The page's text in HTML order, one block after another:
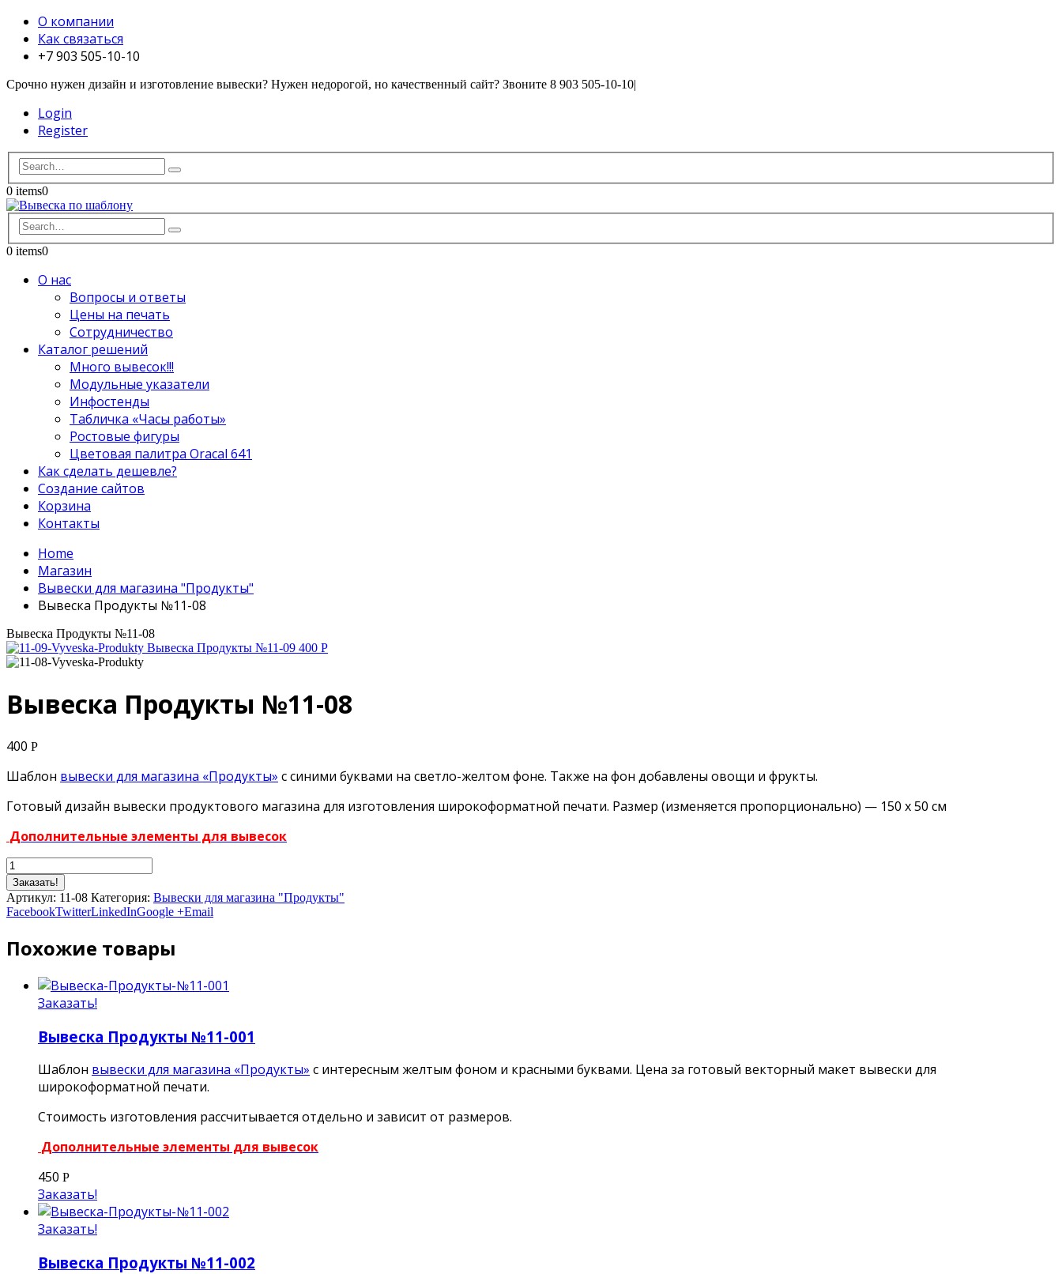
О компании
Как связаться
+7 903 505-10-10
Срочно нужен дизайн и изготовление вывески? Нужен недорогой, но качественный сайт? Звоните 8 903 505-10-10|
Login
Register
0 items0
0 items0
О нас
Вопросы и ответы
Цены на печать
Сотрудничество
Каталог решений
Много вывесок!!!
Модульные указатели
Инфостенды
Табличка «Часы работы»
Ростовые фигуры
Цветовая палитра Oracal 641
Как сделать дешевле?
Создание сайтов
Корзина
Контакты
Home
Магазин
Вывески для магазина "Продукты"
Вывеска Продукты №11-08
Вывеска Продукты №11-08
Вывеска Продукты №11-09 400 Р
Вывеска Продукты №11-08
400 Р
Шаблон вывески для магазина «Продукты» с синими буквами на светло-желтом фоне. Также на фон добавлены овощи и фрукты.
Готовый дизайн вывески продуктового магазина для изготовления широкоформатной печати. Размер (изменяется пропорционально) — 150 х 50 см
Дополнительные элементы для вывесок
Заказать!
Артикул: 11-08 Категория: Вывески для магазина "Продукты"
FacebookTwitterLinkedInGoogle +Email
Похожие товары
Заказать!
Вывеска Продукты №11-001
Шаблон вывески для магазина «Продукты» с интересным желтым фоном и красными буквами. Цена за готовый векторный макет вывески для
широкоформатной печати.
Стоимость изготовления рассчитывается отдельно и зависит от размеров.
Дополнительные элементы для вывесок
450 Р
Заказать!
Заказать!
Вывеска Продукты №11-002